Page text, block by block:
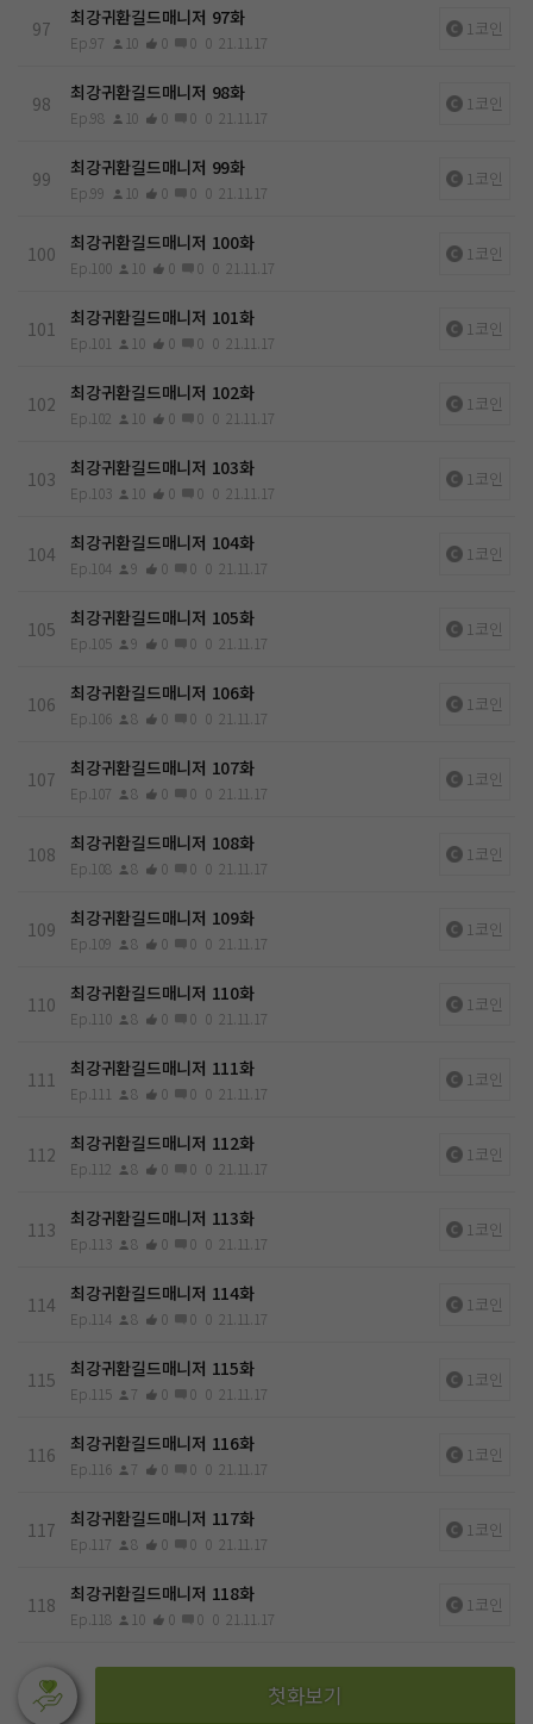
97 최강귀환길드매니저 97화
Ep.97 10 0 0 0 21.11.17
1코인
98 최강귀환길드매니저 98화
Ep.98 10 0 0 0 21.11.17
1코인
99 최강귀환길드매니저 99화
Ep.99 10 0 0 0 21.11.17
1코인
100 최강귀환길드매니저 100화
Ep.100 10 0 0 0 21.11.17
1코인
101 최강귀환길드매니저 101화
Ep.101 10 0 0 0 21.11.17
1코인
102 최강귀환길드매니저 102화
Ep.102 10 0 0 0 21.11.17
1코인
103 최강귀환길드매니저 103화
Ep.103 10 0 0 0 21.11.17
1코인
104 최강귀환길드매니저 104화
Ep.104 9 0 0 0 21.11.17
1코인
105 최강귀환길드매니저 105화
Ep.105 9 0 0 0 21.11.17
1코인
106 최강귀환길드매니저 106화
Ep.106 8 0 0 0 21.11.17
1코인
107 최강귀환길드매니저 107화
Ep.107 8 0 0 0 21.11.17
1코인
108 최강귀환길드매니저 108화
Ep.108 8 0 0 0 21.11.17
1코인
109 최강귀환길드매니저 109화
Ep.109 8 0 0 0 21.11.17
1코인
110 최강귀환길드매니저 110화
Ep.110 8 0 0 0 21.11.17
1코인
111 최강귀환길드매니저 111화
Ep.111 8 0 0 0 21.11.17
1코인
112 최강귀환길드매니저 112화
Ep.112 8 0 0 0 21.11.17
1코인
113 최강귀환길드매니저 113화
Ep.113 8 0 0 0 21.11.17
1코인
114 최강귀환길드매니저 114화
Ep.114 8 0 0 0 21.11.17
1코인
115 최강귀환길드매니저 115화
Ep.115 7 0 0 0 21.11.17
1코인
116 최강귀환길드매니저 116화
Ep.116 7 0 0 0 21.11.17
1코인
117 최강귀환길드매니저 117화
Ep.117 8 0 0 0 21.11.17
1코인
118 최강귀환길드매니저 118화
Ep.118 10 0 0 0 21.11.17
1코인
첫화보기